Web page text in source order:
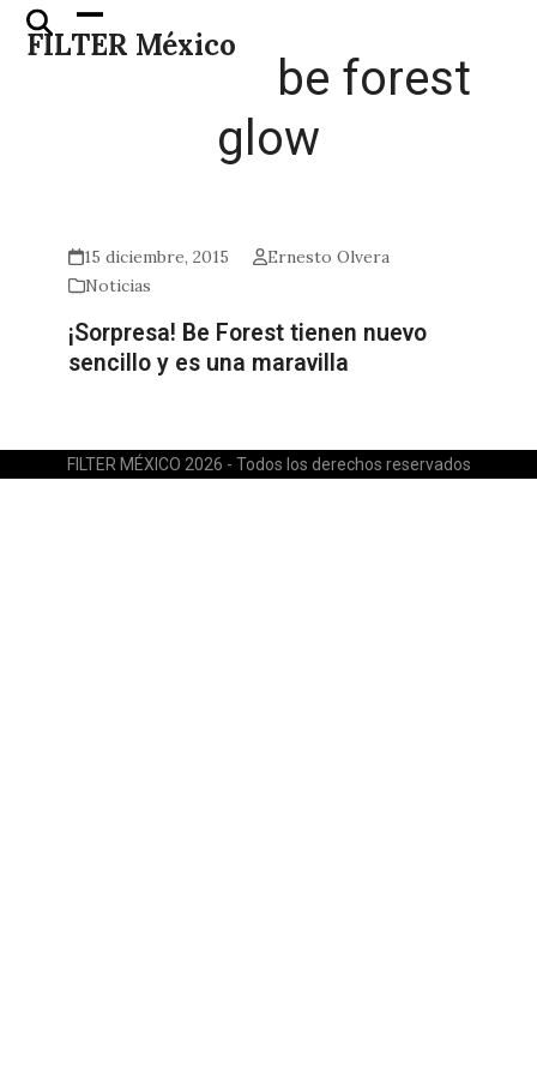
Skip
FILTER México
Open
mobile
Close
mobile
be forest
glow
15 diciembre, 2015
Ernesto Olvera
Noticias
¡Sorpresa! Be Forest tienen nuevo
sencillo y es una maravilla
FILTER MÉXICO 2026 - Todos los derechos reservados